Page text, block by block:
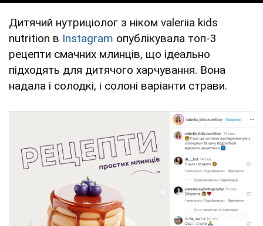
Дитячий нутриціолог з ніком valeriia kids
nutrition в Instagram опублікувала топ-3
рецепти смачних млинців, що ідеально
підходять для дитячого харчування. Вона
надала і солодкі, і солоні варіанти страви.